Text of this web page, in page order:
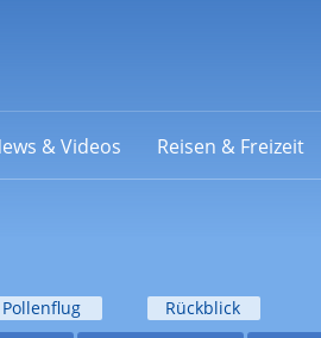
& Videos Reisen & Freizeit
Pollenflug
Rückblick